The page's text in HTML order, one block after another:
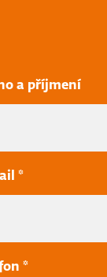
a příjmení
*
*